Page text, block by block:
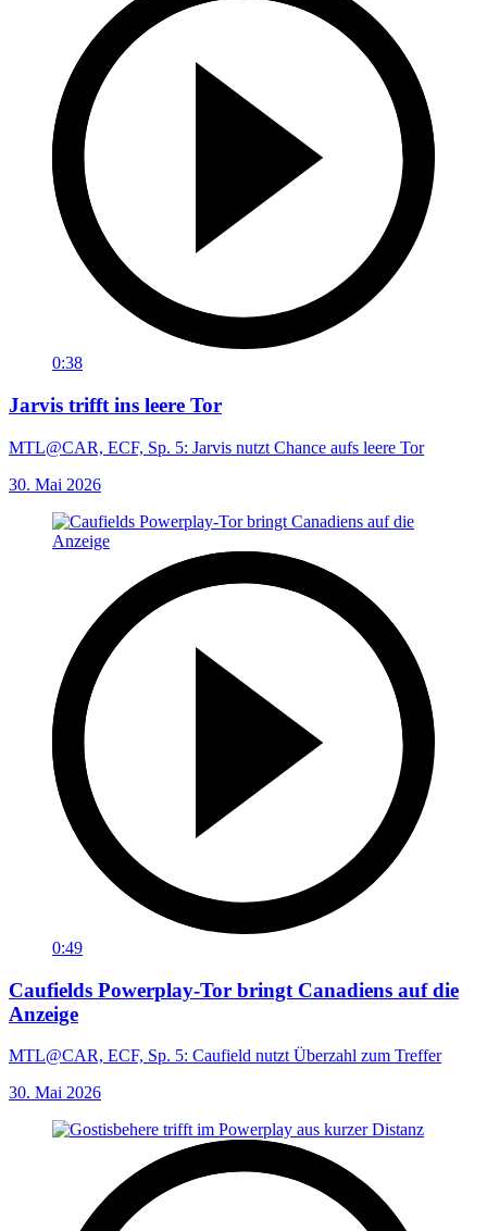
0:38
Jarvis trifft ins leere Tor
MTL@CAR, ECF, Sp. 5: Jarvis nutzt Chance aufs leere Tor
30. Mai 2026
0:49
Caufields Powerplay-Tor bringt Canadiens auf die
Anzeige
MTL@CAR, ECF, Sp. 5: Caufield nutzt Überzahl zum Treffer
30. Mai 2026